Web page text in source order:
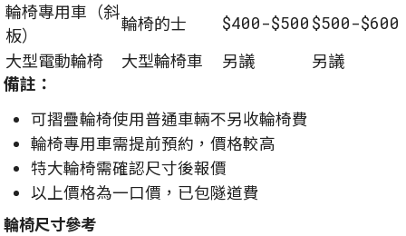
輪椅專用車（斜
板）
輪椅的士 $400-$500 $500-$600
大型電動輪椅
大型輪椅車 另議
另議
備註：
可摺疊輪椅使用普通車輛不另收輪椅費
輪椅專用車需提前預約，價格較高
特大輪椅需確認尺寸後報價
以上價格為一口價，已包隧道費
輪椅尺寸參考